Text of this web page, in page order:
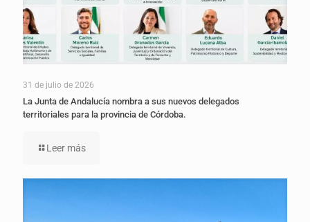
31 de julio de 2026
La Junta de Andalucía nombra a sus nuevos delegados
territoriales para la provincia de Córdoba.
Leer más